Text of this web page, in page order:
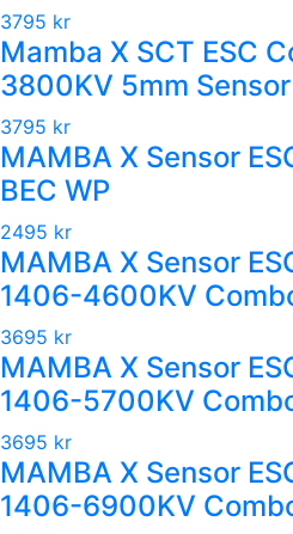
3795 kr
Mamba X SCT ESC
3800KV 5mm Sensor
3795 kr
MAMBA X Sensor
BEC WP
2495 kr
MAMBA X Sensor
1406-4600KV
3695 kr
MAMBA X Sensor
1406-5700KV
3695 kr
MAMBA X Sensor
1406-6900KV